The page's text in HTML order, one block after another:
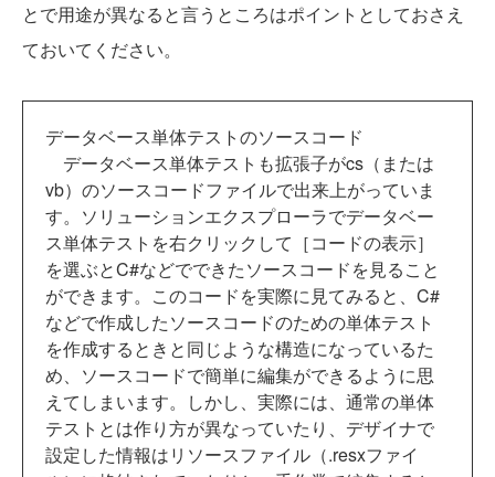
とで用途が異なると言うところはポイントとしておさえ
ておいてください。
データベース単体テストのソースコード
データベース単体テストも拡張子がcs（または
vb）のソースコードファイルで出来上がっていま
す。ソリューションエクスプローラでデータベー
ス単体テストを右クリックして［コードの表示］
を選ぶとC#などでできたソースコードを見ること
ができます。このコードを実際に見てみると、C#
などで作成したソースコードのための単体テスト
を作成するときと同じような構造になっているた
め、ソースコードで簡単に編集ができるように思
えてしまいます。しかし、実際には、通常の単体
テストとは作り方が異なっていたり、デザイナで
設定した情報はリソースファイル（.resxファイ